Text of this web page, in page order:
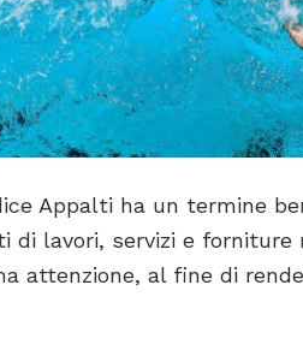
Appalti ha un termine
di lavori, servizi e forniture
attenzione, al fine di